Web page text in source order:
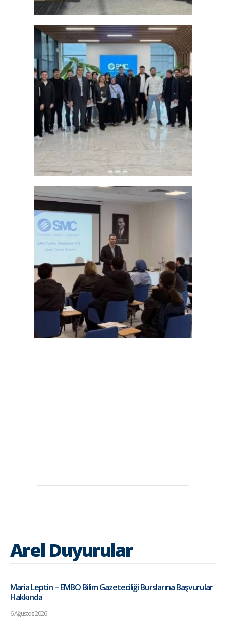
Arel Duyurular
Maria Leptin – EMBO Bilim Gazeteciliği Burslarına Başvurular
Hakkında
6 Ağustos 2026